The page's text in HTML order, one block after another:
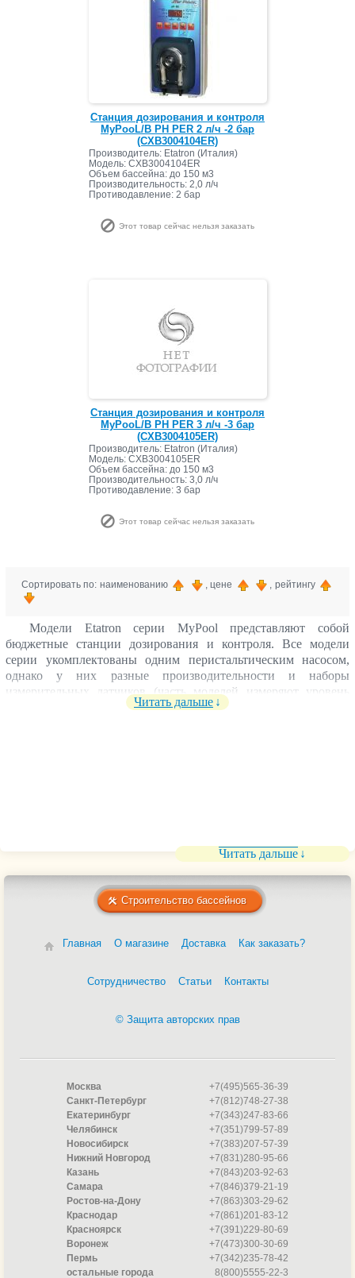
Станция дозирования и контроля
MyPooL/B РН PER 2 л/ч -2 бар
(CXB3004104ER)
Производитель: Etatron (Италия)
Модель: CXB3004104ER
Объем бассейна: до 150 м3
Производительность: 2,0 л/ч
Противодавление: 2 бар
Этот товар сейчас нельзя заказать
Станция дозирования и контроля
MyPooL/B РН PER 3 л/ч -3 бар
(CXB3004105ER)
Производитель: Etatron (Италия)
Модель: CXB3004105ER
Объем бассейна: до 150 м3
Производительность: 3,0 л/ч
Противодавление: 3 бар
Этот товар сейчас нельзя заказать
Сортировать по: наименованию , цене , рейтингу
Модели Etatron серии MyPool представляют собой
бюджетные станции дозирования и контроля. Все модели
серии укомплектованы одним перистальтическим насосом,
однако у них разные производительности и наборы
измерительных датчиков (часть моделей измеряют уровень
pH, а часть — Rx). Также важно обращать внимание на
Читать дальше
Читать дальше
Строительство бассейнов
Главная О магазине Доставка Как заказать?
Сотрудничество Статьи Контакты
© Защита авторских прав
Москва
+7(495)565-36-39
Санкт-Петербург
+7(812)748-27-38
Екатеринбург
+7(343)247-83-66
Челябинск
+7(351)799-57-89
Новосибирск
+7(383)207-57-39
Нижний Новгород
+7(831)280-95-66
Казань
+7(843)203-92-63
Самара
+7(846)379-21-19
Ростов-на-Дону
+7(863)303-29-62
Краснодар
+7(861)201-83-12
Красноярск
+7(391)229-80-69
Воронеж
+7(473)300-30-69
Пермь
+7(342)235-78-42
остальные города
8(800)5555-22-3